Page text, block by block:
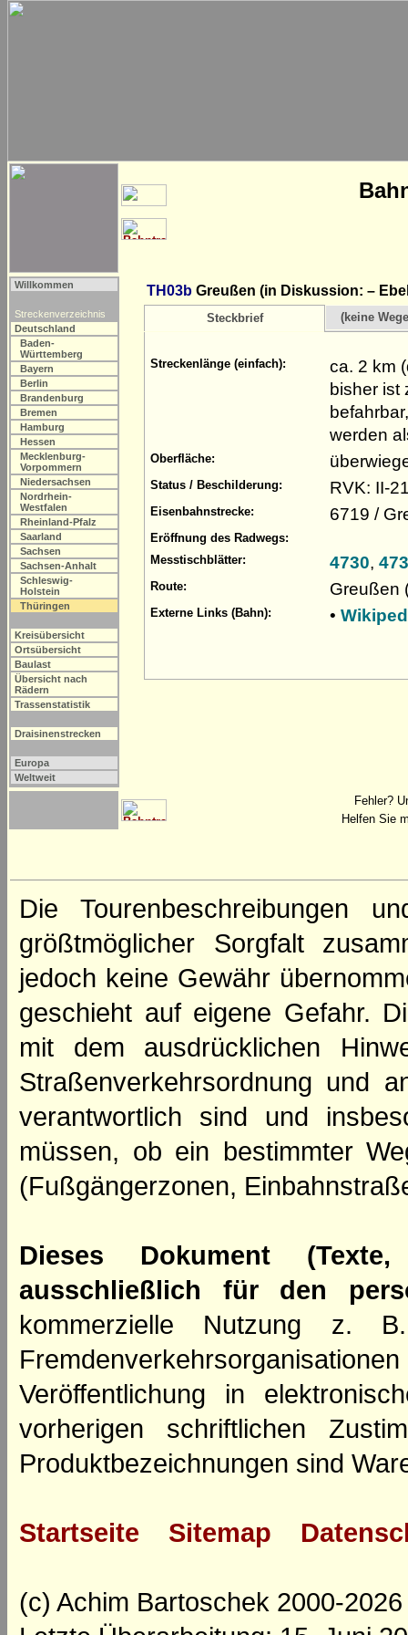
Willkommen
Streckenverzeichnis
Deutschland
Baden-
Württemberg
Bayern
Berlin
Brandenburg
Bremen
Hamburg
Hessen
Mecklenburg-
Vorpommern
Niedersachsen
Nordrhein-
Westfalen
Rheinland-Pfalz
Saarland
Sachsen
Sachsen-Anhalt
Schleswig-
Holstein
Thüringen
Kreisübersicht
Ortsübersicht
Baulast
Übersicht nach
Rädern
Trassenstatistik
Draisinenstrecken
Europa
Weltweit
TH03b Greußen (in Diskussion: –
Steckbrief (keine
Streckenlänge (einfach):
ca. 2 km
bisher ist
werden
Oberfläche:
Status / Beschilderung: RVK: II-
Eisenbahnstrecke: 6719 /
Eröffnung des Radwegs:
Messtischblätter:
4730,
Route: Greußen
Externe Links (Bahn): •
Fehler?
Helfen Sie
Die Tourenbeschreibungen
größtmöglicher Sorgfalt
jedoch keine Gewähr
geschieht auf eigene Gefahr.
mit dem ausdrücklichen
Straßenverkehrsordnung und
verantwortlich sind und
müssen, ob ein bestimmter
(Fußgängerzonen,
Dieses Dokument
ausschließlich für den
kommerzielle Nutzung z.
Veröffentlichung in
vorherigen schriftlichen
Produktbezeichnungen sind
Startseite Sitemap
(c) Achim Bartoschek 2000-2026